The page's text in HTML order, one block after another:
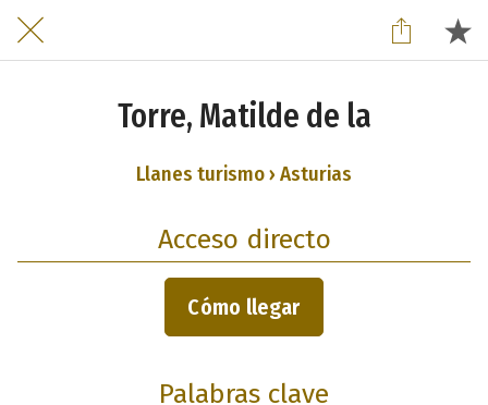
Torre, Matilde de la
Llanes turismo › Asturias
Acceso directo
Cómo llegar
Palabras clave